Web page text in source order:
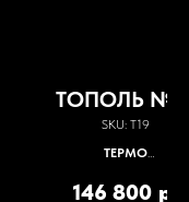
ТОПОЛЬ
SKU: Т19
ТЕРМО
7%
146 800 р.